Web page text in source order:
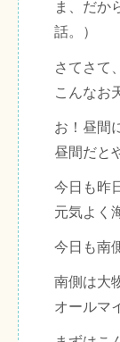
ま、だか
話。）
さてさて
こんなお
お！昼間
昼間だと
今日も昨
元気よく
今日も南
南側は大
オールマ